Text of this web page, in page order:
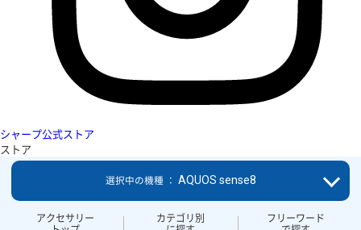
シャープ公式ストア
ストア
アクセサリー
カテゴリ別
フリーワード
選択中の機種 ： AQUOS sense8